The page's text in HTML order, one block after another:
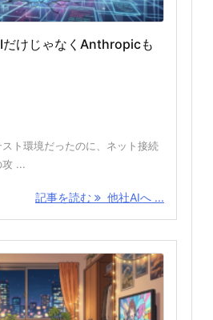
けじゃなくAnthropicも
ト環境だったのに、ネット接続
...
記事を読む 他社AIへ ...